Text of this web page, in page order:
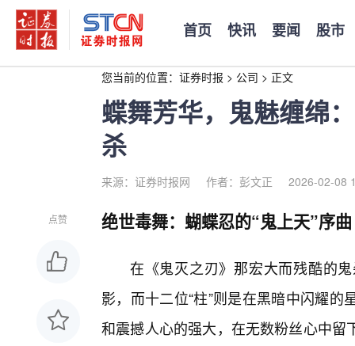
首页 快讯 要闻 股市
您当前的位置： 证券时报 > 公司 > 正文
蝶舞芳华，鬼魅缠绵
杀
来源：证券时报网 作者：彭文正 2026-02-08
点赞 绝世毒舞：蝴蝶忍的“鬼上天”序曲
在《鬼灭之刃》那宏大而残酷的
影，而十二位“柱”则是在黑暗中闪耀
和震撼人心的强大，在无数粉丝心中